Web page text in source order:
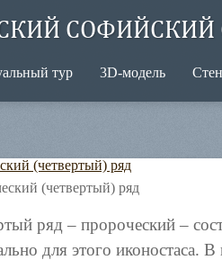
СОФИЙСКИЙ
тур 3D-модель
(четвертый) ряд
ряд – пророческий –
для этого